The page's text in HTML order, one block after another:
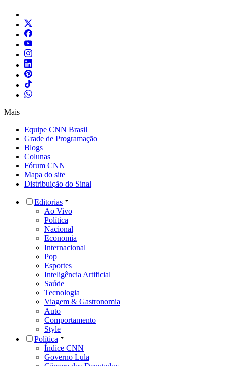
Mais
Equipe CNN Brasil
Grade de Programação
Blogs
Colunas
Fórum CNN
Mapa do site
Distribuição do Sinal
Editorias
Ao Vivo
Política
Nacional
Economia
Internacional
Pop
Esportes
Inteligência Artificial
Saúde
Tecnologia
Viagem & Gastronomia
Auto
Comportamento
Style
Política
Índice CNN
Governo Lula